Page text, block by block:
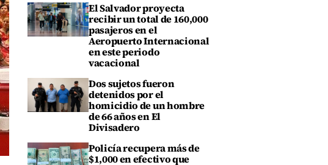
El Salvador proyecta
recibir un total de 160,000
pasajeros en el
Aeropuerto Internacional
en este periodo
vacacional
Dos sujetos fueron
detenidos por el
homicidio de un hombre
de 66 años en El
Divisadero
Policía recupera más de
$1,000 en efectivo que